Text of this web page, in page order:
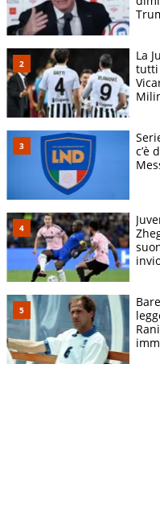
La
tutti
c’è